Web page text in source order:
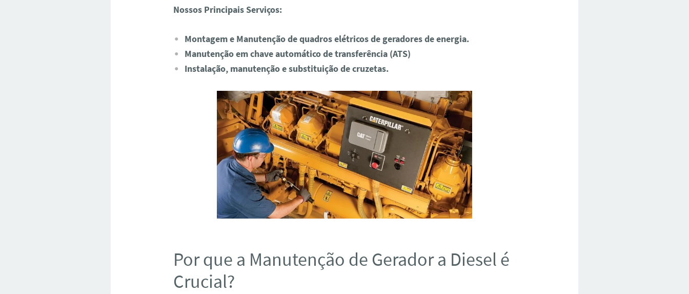
Nossos Principais Serviços:
Montagem e Manutenção de quadros elétricos de geradores de energia.
Manutenção em chave automático de transferência (ATS)
Instalação, manutenção e substituição de cruzetas.
Por que a Manutenção de Gerador a Diesel é
Crucial?